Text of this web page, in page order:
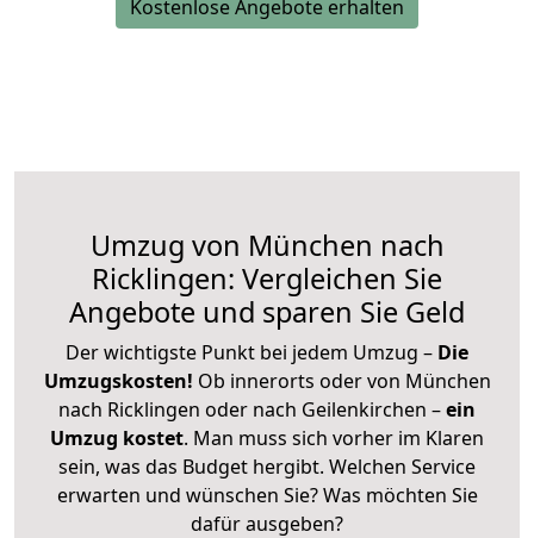
Kostenlose Angebote erhalten
Umzug von München nach
Ricklingen: Vergleichen Sie
Angebote und sparen Sie Geld
Der wichtigste Punkt bei jedem Umzug – Die
Umzugskosten! Ob innerorts oder von München
nach Ricklingen oder nach Geilenkirchen –ein
Umzug kostet. Man muss sich vorher im Klaren
sein, was das Budget hergibt. Welchen Service
erwarten und wünschen Sie? Was möchten Sie
dafür ausgeben?